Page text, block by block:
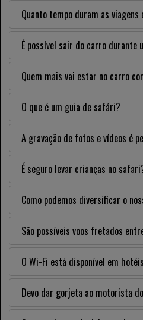
Quanto tempo duram as
É possível sair do carro durante
Quem mais vai estar no carro
O que é um guia de safári?
A gravação de fotos e vídeos é
É seguro levar crianças no
Como podemos diversificar o
São possíveis voos fretados
O Wi-Fi está disponível em
Devo dar gorjeta ao motorista